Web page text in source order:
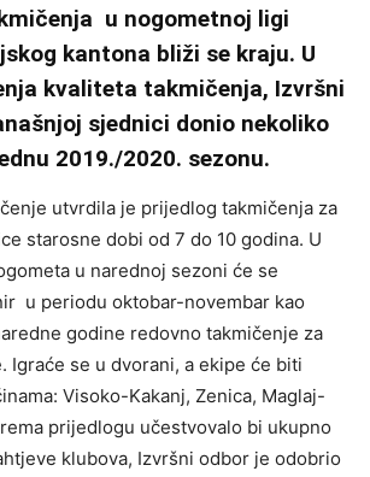
u nogometnoj ligi
kantona bliži se kraju. U
kvaliteta takmičenja, Izvršni
sjednici donio nekoliko
2019./2020. sezonu.
utvrdila je prijedlog takmičenja za
starosne dobi od 7 do 10 godina. U
u narednoj sezoni će se
u periodu oktobar-novembar kao
godine redovno takmičenje za
Igraće se u dvorani, a ekipe će biti
Visoko-Kakanj, Zenica, Maglaj-
prijedlogu učestvovalo bi ukupno
klubova, Izvršni odbor je odobrio